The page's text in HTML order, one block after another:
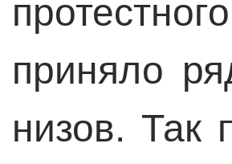
приняло
низов. Так